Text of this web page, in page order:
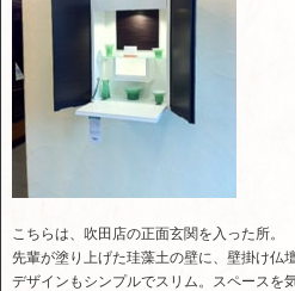
こちらは、吹田店の正面玄関を入った所。
先輩が塗り上げた珪藻土の壁に、壁掛け仏
デザインもシンプルでスリム。スペースを